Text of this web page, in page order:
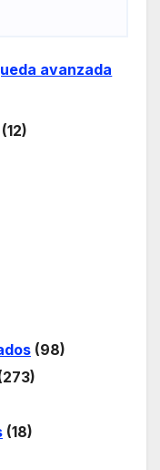
avanzada
(12)
(98)
(18)